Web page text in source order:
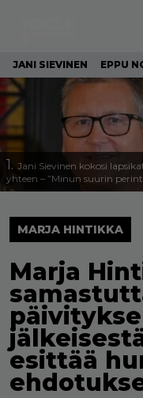
JANI SIEVINEN EPPU
1. Jani Sievinen kokosi
yhteen – ”Minun suurin
MARJA HINTIKKA
Marja
esittää